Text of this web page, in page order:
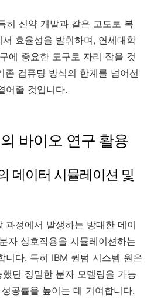
히 신약 개발과 같은 고도로 복
효율성을 발휘하며, 연세대학
에 중요한 도구로 자리 잡을 것
존 컴퓨팅 방식의 한계를 넘어선
어줄 것입니다.
바이오 연구 활용
데이터 시뮬레이션 및
과정에서 발생하는 방대한 데이
자 상호작용을 시뮬레이션하는
니다. 특히 IBM 퀀텀 시스템 원은
던 정밀한 분자 모델링을 가능
공률을 높이는 데 기여합니다.